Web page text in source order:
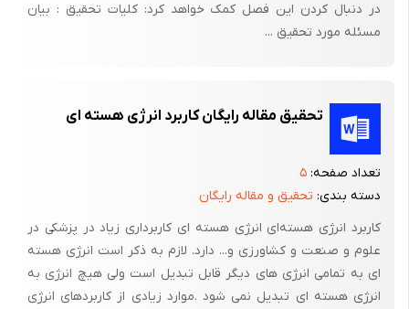
بنابراین وظیفه پژوهشگران این است که با پژوهشهای دائمی وکار
که به هدف نزدیک تر شویم.
در این تحقیق هدف بررسی انرژی هسته ای در کشاورزی ایران،و
استفاده ی کلی این انرژی سودمند در کشاورزی مورد تحقیق و بررسی
استفاده از این انرژی در کشوری هم چون ایران که بیشتر مناطق آن
خشک وکویری هستند و با کمبود آب مواجه است بسیار سودمند است
وبا تکنیک های هسته ای می توان این کمبودها را جبران نمود.
در دنبال کردن این فصل کمک خواهد کرد: کلیات تحقیق : بیان
مسئله مورد تحقیق ...
تحقیق مقاله رایگان کاربرد انرژی هسته ای
تعداد صفحه: ۵
دسته بندی: تحقیق و مقاله رایگان
کاربرد انرژی هسته‌ای انرژی هسته ای کاربرداری زیاد در پزشکی در
علوم و صنعت و کشاورزی و... دارد. لازم به ذکر است انرژی هسته
ای به تمامی انرژی های دیگر قابل تبدیل است ولی هیچ انرژی به
انرژی هسته ای تبدیل نمی شود .موارد زیادی از کاربردهای انرژی